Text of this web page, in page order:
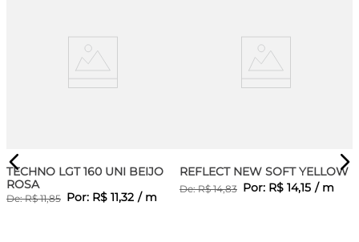
TECHNO LGT 160 UNI BEIJO
ROSA
De:R$ 11,85 Por: R$ 11,32 / m
REFLECT NEW SOFT YELLOW
De:R$ 14,83 Por: R$ 14,15 / m